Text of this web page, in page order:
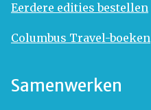
Eerdere edities bestellen
Columbus Travel-boeken
Samenwerken